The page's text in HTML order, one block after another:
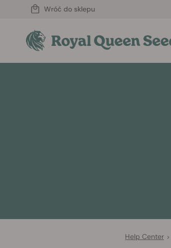
Wróć do sklepu
Help Center >